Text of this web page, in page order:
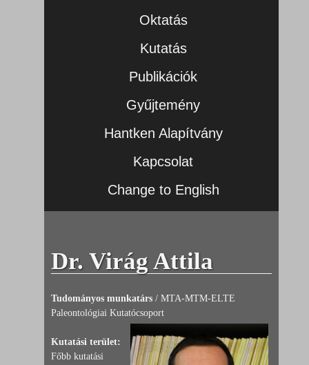
Oktatás
Kutatás
Publikációk
Gyűjtemény
Hantken Alapítvány
Kapcsolat
Change to English
Dr. Virág Attila
Tudományos munkatárs / MTA-MTM-ELTE
Paleontológiai Kutatócsoport
Kutatási terület:
Főbb kutatási